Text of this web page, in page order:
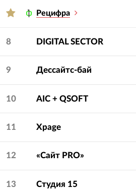
Рецифра
8 DIGITAL SECTOR
9 Дессайтс-бай
10 AIC + QSOFT
11 Xpage
12 «Сайт PRO»
13 Студия 15